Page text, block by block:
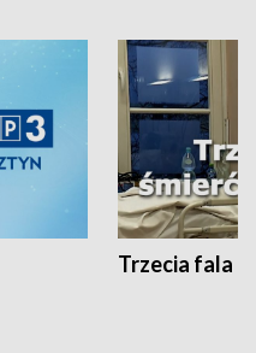
Trzecia fala -